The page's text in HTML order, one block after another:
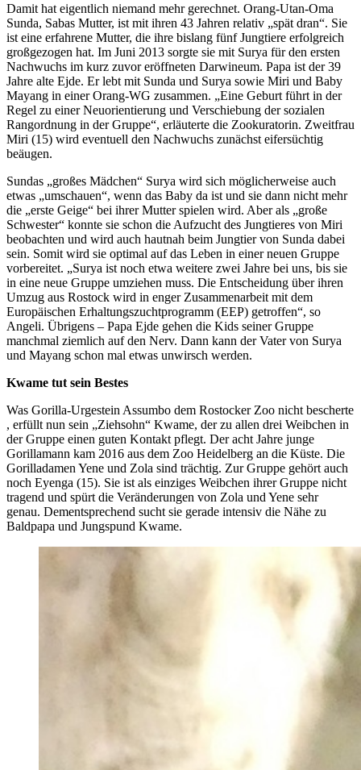
Damit hat eigentlich niemand mehr gerechnet. Orang-Utan-Oma
Sunda, Sabas Mutter, ist mit ihren 43 Jahren relativ „spät dran“. Sie
ist eine erfahrene Mutter, die ihre bislang fünf Jungtiere erfolgreich
großgezogen hat. Im Juni 2013 sorgte sie mit Surya für den ersten
Nachwuchs im kurz zuvor eröffneten Darwineum. Papa ist der 39
Jahre alte Ejde. Er lebt mit Sunda und Surya sowie Miri und Baby
Mayang in einer Orang-WG zusammen. „Eine Geburt führt in der
Regel zu einer Neuorientierung und Verschiebung der sozialen
Rangordnung in der Gruppe“, erläuterte die Zookuratorin. Zweitfrau
Miri (15) wird eventuell den Nachwuchs zunächst eifersüchtig
beäugen.
Sundas „großes Mädchen“ Surya wird sich möglicherweise auch
etwas „umschauen“, wenn das Baby da ist und sie dann nicht mehr
die „erste Geige“ bei ihrer Mutter spielen wird. Aber als „große
Schwester“ konnte sie schon die Aufzucht des Jungtieres von Miri
beobachten und wird auch hautnah beim Jungtier von Sunda dabei
sein. Somit wird sie optimal auf das Leben in einer neuen Gruppe
vorbereitet. „Surya ist noch etwa weitere zwei Jahre bei uns, bis sie
in eine neue Gruppe umziehen muss. Die Entscheidung über ihren
Umzug aus Rostock wird in enger Zusammenarbeit mit dem
Europäischen Erhaltungszuchtprogramm (EEP) getroffen“, so
Angeli. Übrigens – Papa Ejde gehen die Kids seiner Gruppe
manchmal ziemlich auf den Nerv. Dann kann der Vater von Surya
und Mayang schon mal etwas unwirsch werden.
Kwame tut sein Bestes
Was Gorilla-Urgestein Assumbo dem Rostocker Zoo nicht bescherte
, erfüllt nun sein „Ziehsohn“ Kwame, der zu allen drei Weibchen in
der Gruppe einen guten Kontakt pflegt. Der acht Jahre junge
Gorillamann kam 2016 aus dem Zoo Heidelberg an die Küste. Die
Gorilladamen Yene und Zola sind trächtig. Zur Gruppe gehört auch
noch Eyenga (15). Sie ist als einziges Weibchen ihrer Gruppe nicht
tragend und spürt die Veränderungen von Zola und Yene sehr
genau. Dementsprechend sucht sie gerade intensiv die Nähe zu
Baldpapa und Jungspund Kwame.